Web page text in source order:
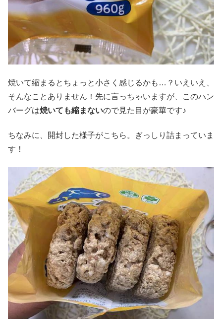
焼いて縮まるとちょっと小さく感じるかも…？いえいえ、
そんなことありません！先に言っちゃいますが、このハン
バーグは焼いても縮まないので見た目が豪華です♪
ちなみに、開封した様子がこちら。ぎっしり詰まっていま
す！